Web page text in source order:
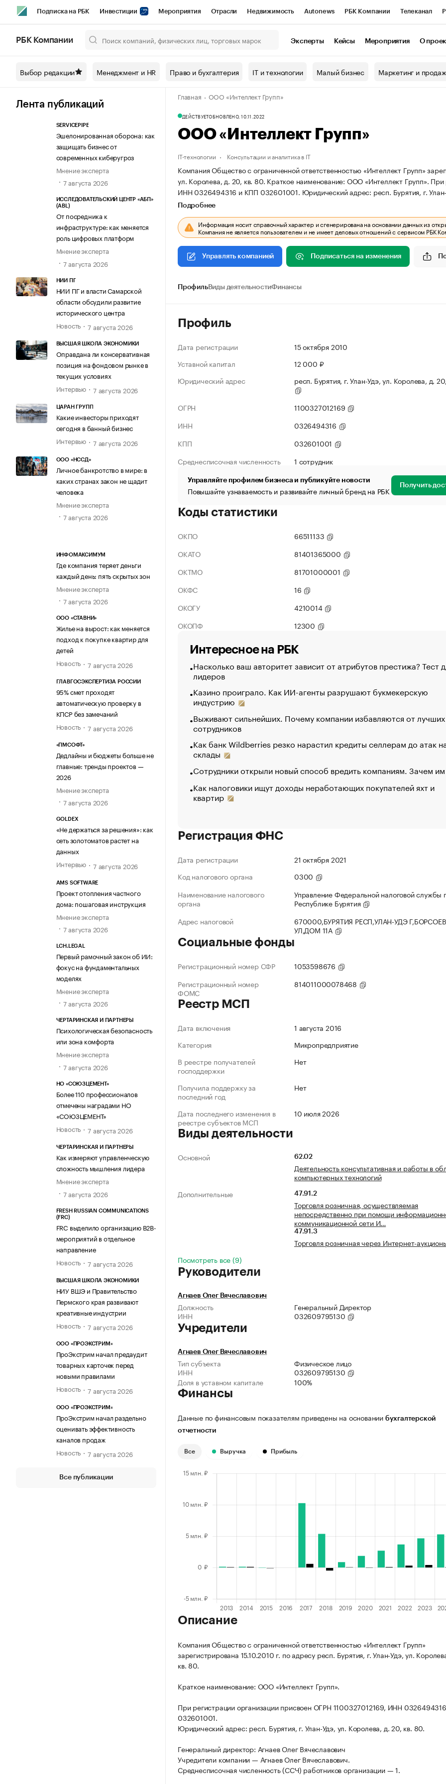
Подписка на РБК Инвестиции Мероприятия Отрасли Недвижимость Autonews РБК Компании Телеканал
Спецпроекты СПб Конференции СПб Спецпроекты Проверка контрагентов
Технологии и медиа Рынок наличной валюты
РБК Компании Эксперты Кейсы Мероприятия О
Выбор редакции Менеджмент и HR Право и бухгалтерия IT и технологии Малый бизнес Маркетинг и
Лента публикаций
SERVICEPIPE
Эшелонированная оборона: как
защищать бизнес от
современных киберугроз
Мнение эксперта
7 августа 2026
ИССЛЕДОВАТЕЛЬСКИЙ ЦЕНТР «АБП»
(ABL)
От посредника к
инфраструктуре: как меняется
роль цифровых платформ
Мнение эксперта
7 августа 2026
НИИ ПГ
НИИ ПГ и власти Самарской
области обсудили развитие
исторического центра
Новость
7 августа 2026
ВЫСШАЯ ШКОЛА ЭКОНОМИКИ
Оправдана ли консервативная
позиция на фондовом рынке в
текущих условиях
Интервью
7 августа 2026
ЦАРАН ГРУПП
Какие инвесторы приходят
сегодня в банный бизнес
Интервью
7 августа 2026
ООО «НССД»
Личное банкротство в мире: в
каких странах закон не щадит
человека
Мнение эксперта
7 августа 2026
ИНФОМАКСИМУМ
Где компания теряет деньги
каждый день: пять скрытых зон
Мнение эксперта
7 августа 2026
ООО «СТАВНИ»
Жилье на вырост: как меняется
подход к покупке квартир для
детей
Новость
7 августа 2026
ГЛАВГОСЭКСПЕРТИЗА РОССИИ
95% смет проходят
автоматическую проверку в
КПСР без замечаний
Новость
7 августа 2026
«ПМСОФТ»
Дедлайны и бюджеты больше не
главные: тренды проектов —
2026
Мнение эксперта
7 августа 2026
GOLDEX
«Не держаться за решения»: как
сеть золотоматов растет на
данных
Интервью
7 августа 2026
AMS SOFTWARE
Проект отопления частного
дома: пошаговая инструкция
Мнение эксперта
7 августа 2026
LCH.LEGAL
Первый рамочный закон об ИИ:
фокус на фундаментальных
моделях
Мнение эксперта
7 августа 2026
ЧЕРТАРИНСКАЯ И ПАРТНЕРЫ
Психологическая безопасность
или зона комфорта
Мнение эксперта
7 августа 2026
НО «СОЮЗЦЕМЕНТ»
Более 110 профессионалов
отмечены наградами НО
«СОЮЗЦЕМЕНТ»
Новость
7 августа 2026
ЧЕРТАРИНСКАЯ И ПАРТНЕРЫ
Как измеряют управленческую
сложность мышления лидера
Мнение эксперта
7 августа 2026
FRESH RUSSIAN COMMUNICATIONS
(FRC)
FRC выделило организацию B2B-
мероприятий в отдельное
направление
Новость
7 августа 2026
ВЫСШАЯ ШКОЛА ЭКОНОМИКИ
НИУ ВШЭ и Правительство
Пермского края развивают
креативные индустрии
Новость
7 августа 2026
ООО «ПРОЭКСТРИМ»
ПроЭкстрим начал предаудит
товарных карточек перед
новыми правилами
Новость
7 августа 2026
ООО «ПРОЭКСТРИМ»
ПроЭкстрим начал раздельно
оценивать эффективность
каналов продаж
Новость
7 августа 2026
Все публикации
Главная ООО «Интеллект Групп»
ДЕЙСТВУЕТОБНОВЛЕНО, 10.11.2022
ООО «Интеллект Групп»
IT-технологии Консультации и аналитика в IT
Компания Общество с ограниченной ответственностью «Интеллект Групп»
ул. Королева, д. 20, кв. 80. Краткое наименование: ООО «Интеллект Групп». При
ИНН 0326494316 и КПП 032601001. Юридический адрес: респ. Бурятия, г.
Подробнее
Информация носит справочный характер и сгенерирована на основании данных из
Компания не является пользователем и не имеет деловых отношений с сервисом РБК
Управлять компанией Подписаться на изменения
ПрофильВиды деятельностиФинансы
Профиль
Дата регистрации
15 октября 2010
Уставной капитал
12 000 ₽
Юридический адрес
респ. Бурятия, г. Улан-Удэ, ул. Королева, д.
ОГРН
1100327012169
ИНН
0326494316
КПП
032601001
Среднесписочная численность
1 сотрудник
Управляйте профилем бизнеса и публикуйте новости
Повышайте узнаваемость и развивайте личный бренд на РБК Получить
Коды статистики
ОКПО
66511133
ОКАТО
81401365000
ОКТМО
81701000001
ОКФС
16
ОКОГУ
4210014
ОКОПФ
12300
Интересное на РБК
Насколько ваш авторитет зависит от атрибутов престижа? Тест
лидеров
Казино проиграло. Как ИИ-агенты разрушают букмекерскую
индустрию
Выживают сильнейших. Почему компании избавляются от лучших
сотрудников
Как банк Wildberries резко нарастил кредиты селлерам до атак
склады
Сотрудники открыли новый способ вредить компаниям. Зачем
Как налоговики ищут доходы неработающих покупателей яхт и
квартир
Регистрация ФНС
Дата регистрации
21 октября 2021
Код налогового органа
0300
Наименование налогового
органа
Управление Федеральной налоговой службы
Республике Бурятия
Адрес налоговой
670000,БУРЯТИЯ РЕСП,УЛАН-УДЭ
УЛ,ДОМ 11А
Социальные фонды
Регистрационный номер СФР
1053598676
Регистрационный номер
ФОМС
814011000078468
Реестр МСП
Дата включения
1 августа 2016
Категория
Микропредприятие
В реестре получателей
господдержки
Нет
Получила поддержку за
последний год
Нет
Дата последнего изменения в
реестре субъектов МСП
10 июля 2026
Виды деятельности
Основной 62.02
Деятельность консультативная и работы в
компьютерных технологий
Дополнительные
47.91.2
Торговля розничная, осуществляемая
непосредственно при помощи
коммуникационной сети И…
47.91.3
Торговля розничная через Интернет-
Посмотреть все (9)
Руководители
Агнаев Олег Вячеславович
Должность
Генеральный Директор
ИНН
032609795130
Учредители
Агнаев Олег Вячеславович
Тип субъекта
Физическое лицо
ИНН
032609795130
Доля в уставном капитале
100%
Финансы
Данные по финансовым показателям приведены на основании бухгалтерской
отчетности
Все Выручка Прибыль
Описание
Компания Общество с ограниченной ответственностью «Интеллект Групп»
зарегистрирована 15.10.2010 г. по адресу респ. Бурятия, г. Улан-Удэ, ул.
кв. 80.
Краткое наименование: ООО «Интеллект Групп».
При регистрации организации присвоен ОГРН 1100327012169, ИНН
032601001.
Юридический адрес: респ. Бурятия, г. Улан-Удэ, ул. Королева, д. 20, кв. 80.
Генеральный директор: Агнаев Олег Вячеславович
Учредители компании — Агнаев Олег Вячеславович.
Среднесписочная численность (ССЧ) работников организации — 1.